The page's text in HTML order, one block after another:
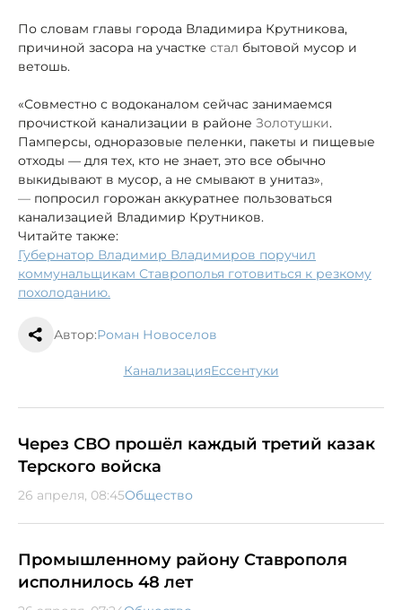
По словам главы города Владимира Крутникова,
причиной засора на участке стал бытовой мусор и
ветошь.
«Совместно с водоканалом сейчас занимаемся
прочисткой канализации в районе Золотушки.
Памперсы, одноразовые пеленки, пакеты и пищевые
отходы — для тех, кто не знает, это все обычно
выкидывают в мусор, а не смывают в унитаз»,
— попросил горожан аккуратнее пользоваться
канализацией Владимир Крутников.
Читайте также:
Губернатор Владимир Владимиров поручил
коммунальщикам Ставрополья готовиться к резкому
похолоданию.
Автор:Роман Новоселов
канализация Ессентуки
Через СВО прошёл каждый третий казак
Терского войска
26 апреля, 08:45Общество
Промышленному району Ставрополя
исполнилось 48 лет